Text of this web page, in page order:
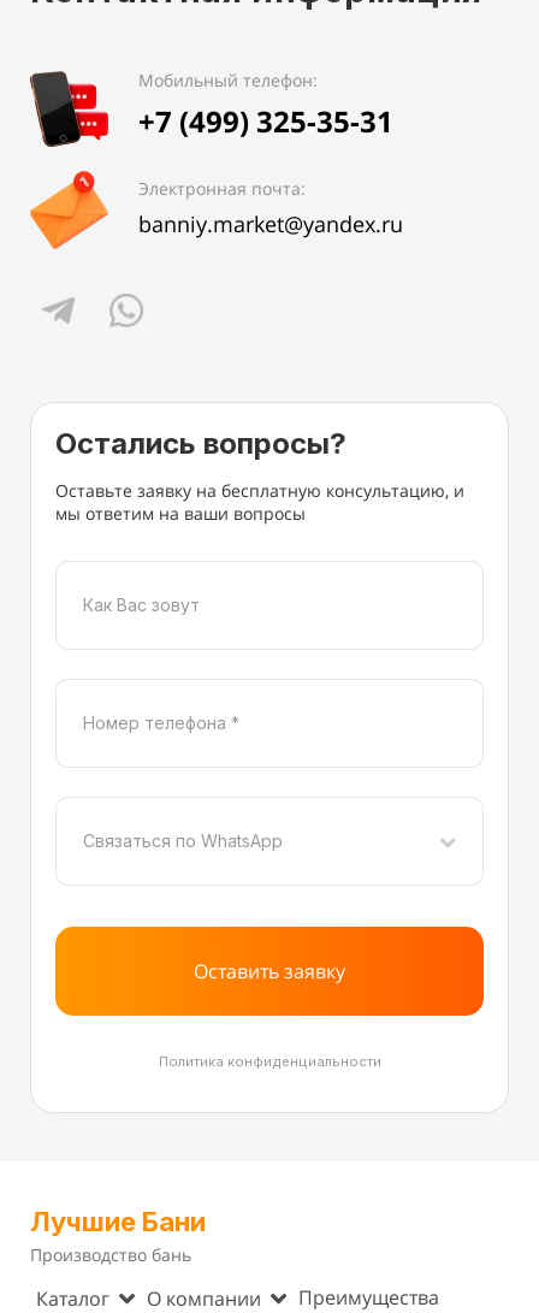
Мобильный телефон:
+7 (499) 325-35-31
Электронная почта:
banniy.market@yandex.ru
Остались вопросы?
Оставьте заявку на бесплатную консультацию, и
мы ответим на ваши вопросы
Связаться по WhatsApp
Оставить заявку
Политика конфиденциальности
Лучшие Бани
Производство бань
Каталог О компании Преимущества